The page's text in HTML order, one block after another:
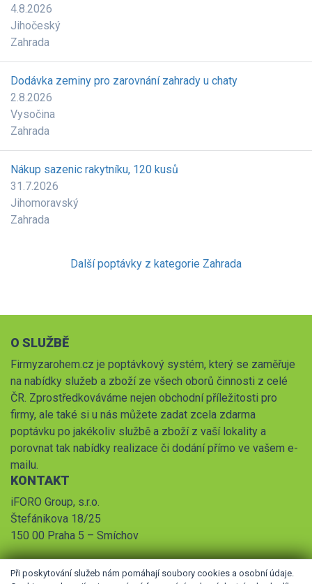
4.8.2026
Jihočeský
Zahrada
Dodávka zeminy pro zarovnání zahrady u chaty
2.8.2026
Vysočina
Zahrada
Nákup sazenic rakytníku, 120 kusů
31.7.2026
Jihomoravský
Zahrada
Další poptávky z kategorie Zahrada
O SLUŽBĚ
Firmyzarohem.cz je poptávkový systém, který se zaměřuje
na nabídky služeb a zboží ze všech oborů činnosti z celé
ČR. Zprostředkováváme nejen obchodní příležitosti pro
firmy, ale také si u nás můžete zadat zcela zdarma
poptávku po jakékoliv službě a zboží z vaší lokality a
porovnat tak nabídky realizace či dodání přímo ve vašem e-
mailu.
KONTAKT
iFORO Group, s.r.o.
Štefánikova 18/25
150 00 Praha 5 – Smíchov
Při poskytování služeb nám pomáhají soubory cookies a osobní údaje.